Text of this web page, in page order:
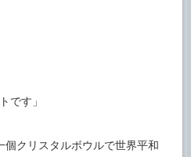
です」
個クリスタルボウルで世界平和